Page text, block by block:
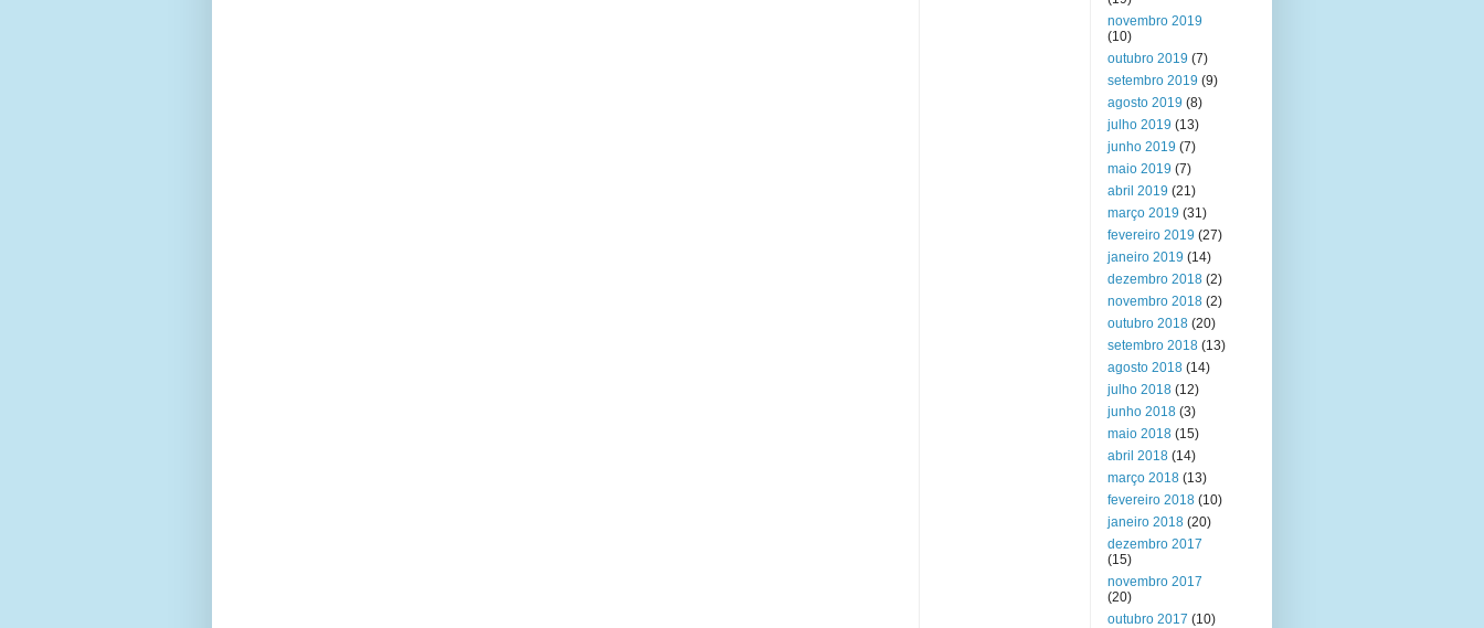
novembro 2019
(10)
outubro 2019 (7)
setembro 2019 (9)
agosto 2019 (8)
julho 2019 (13)
junho 2019 (7)
maio 2019 (7)
abril 2019 (21)
março 2019 (31)
fevereiro 2019 (27)
janeiro 2019 (14)
dezembro 2018 (2)
novembro 2018 (2)
outubro 2018 (20)
setembro 2018 (13)
agosto 2018 (14)
julho 2018 (12)
junho 2018 (3)
maio 2018 (15)
abril 2018 (14)
março 2018 (13)
fevereiro 2018 (10)
janeiro 2018 (20)
dezembro 2017
(15)
novembro 2017
(20)
outubro 2017 (10)